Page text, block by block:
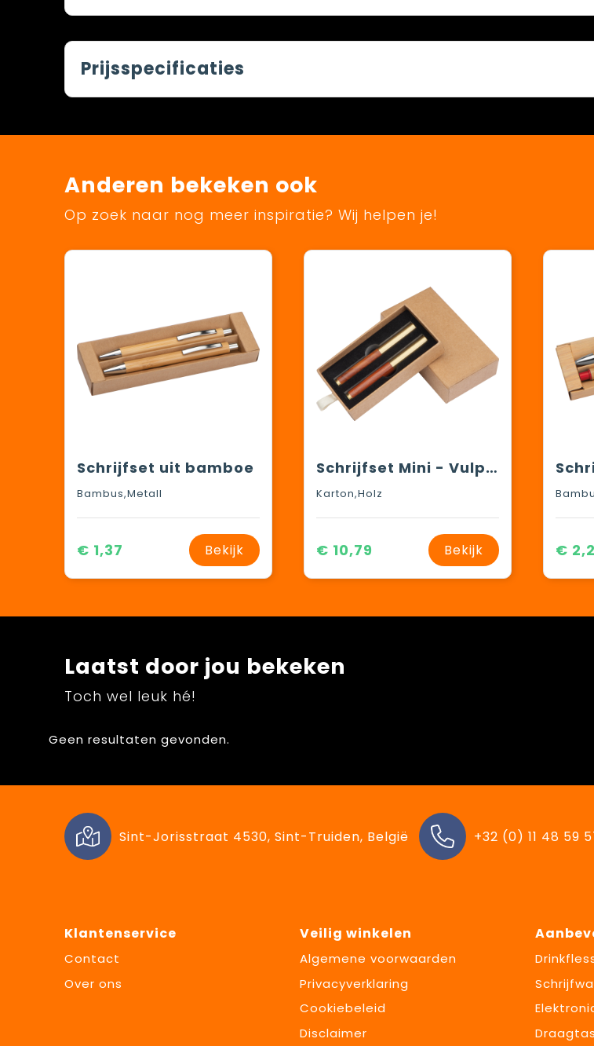
Prijsspecificaties
Anderen bekeken ook
Op zoek naar nog meer inspiratie? Wij helpen je!
Schrijfset uit bamboe
Bambus,Metall
€ 1,37 Bekijk
Schrijfset Mini - Vulpen en rollerbal
Karton,Holz
€ 10,79 Bekijk €
Laatst door jou bekeken
Toch wel leuk hé!
Geen resultaten gevonden.
Sint-Jorisstraat 4530, Sint-Truiden, België +32 (0) 11 48 59
Klantenservice
Contact
Over ons
Veilig winkelen
Algemene voorwaarden
Privacyverklaring
Cookiebeleid
Disclaimer